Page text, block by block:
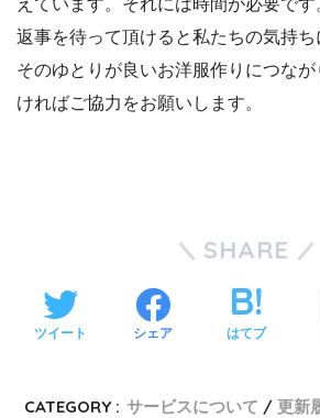
えています。それには時間が必要で
返事を待って頂けると私たちの気持ち
そのゆとりが良いお洋服作りにつな
ければご協力をお願いします。
SHARE
ツイート シェア はてブ
CATEGORY : サービスについて 更新